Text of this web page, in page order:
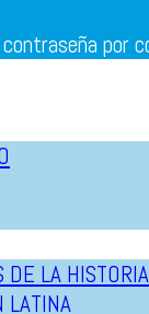
por
DE LA HISTORIA
LATINA